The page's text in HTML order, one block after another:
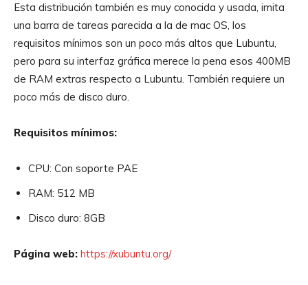
Esta distribución también es muy conocida y usada, imita
una barra de tareas parecida a la de mac OS, los
requisitos mínimos son un poco más altos que Lubuntu,
pero para su interfaz gráfica merece la pena esos 400MB
de RAM extras respecto a Lubuntu. También requiere un
poco más de disco duro.
Requisitos mínimos:
CPU: Con soporte PAE
RAM: 512 MB
Disco duro: 8GB
Página web: https://xubuntu.org/